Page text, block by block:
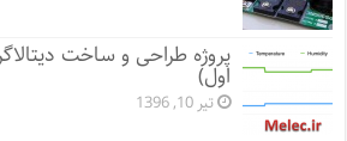
پروژه طراحی و ساخت
اول)
تیر 10, 1396